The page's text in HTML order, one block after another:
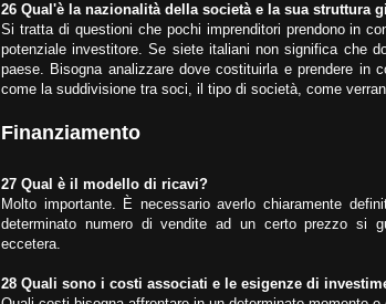
26 Qual'è la nazionalità della società e la sua struttura
Si tratta di questioni che pochi imprenditori prendono in
potenziale investitore. Se siete italiani non significa che
paese. Bisogna analizzare dove costituirla e prendere in
come la suddivisione tra soci, il tipo di società, come
Finanziamento
27 Qual è il modello di ricavi?
Molto importante. È necessario averlo chiaramente
determinato numero di vendite ad un certo prezzo si
eccetera.
28 Quali sono i costi associati e le esigenze di